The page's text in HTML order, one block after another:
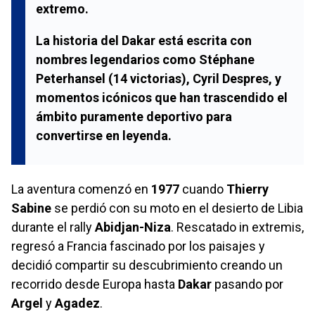
extremo.
La historia del Dakar está escrita con
nombres legendarios como Stéphane
Peterhansel (14 victorias), Cyril Despres, y
momentos icónicos que han trascendido el
ámbito puramente deportivo para
convertirse en leyenda.
La aventura comenzó en 1977 cuando Thierry
Sabine se perdió con su moto en el desierto de Libia
durante el rallyAbidjan-Niza. Rescatado in extremis,
regresó a Francia fascinado por los paisajes y
decidió compartir su descubrimiento creando un
recorrido desde Europa hasta Dakar pasando por
Argel yAgadez.